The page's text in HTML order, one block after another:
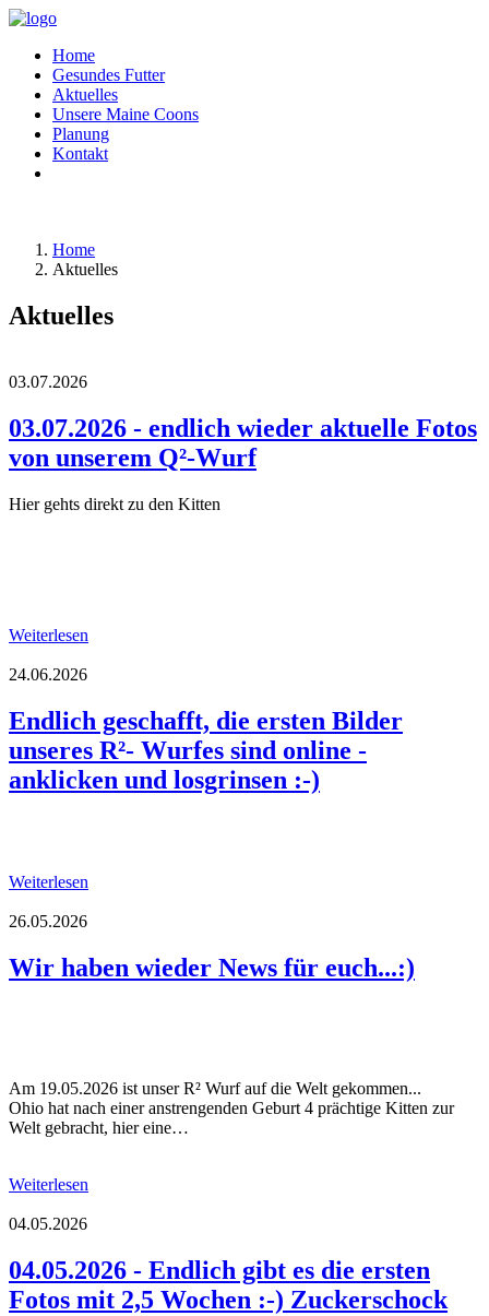
Home
Gesundes Futter
Aktuelles
Unsere Maine Coons
Planung
Kontakt
Home
Aktuelles
Aktuelles
03.07.2026
03.07.2026 - endlich wieder aktuelle Fotos
von unserem Q²-Wurf
Hier gehts direkt zu den Kitten
Weiterlesen
24.06.2026
Endlich geschafft, die ersten Bilder
unseres R²- Wurfes sind online -
anklicken und losgrinsen :-)
Weiterlesen
26.05.2026
Wir haben wieder News für euch...:)
Am 19.05.2026 ist unser R² Wurf auf die Welt gekommen...
Ohio hat nach einer anstrengenden Geburt 4 prächtige Kitten zur
Welt gebracht, hier eine…
Weiterlesen
04.05.2026
04.05.2026 - Endlich gibt es die ersten
Fotos mit 2,5 Wochen :-) Zuckerschock